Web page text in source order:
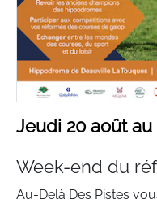
Jeudi 20 août
Week-end du
Au-Delà Des Pistes